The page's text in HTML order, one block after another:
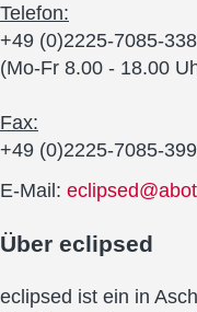
Telefon:
+49 (0)2225-7085-338
(Mo-Fr 8.00 - 18.00
Fax:
+49 (0)2225-7085-399
E-Mail:
Über eclipsed
eclipsed ist ein in